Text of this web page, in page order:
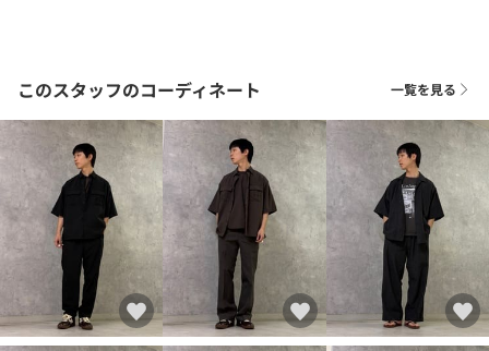
このスタッフのコーディネート 一覧を見る